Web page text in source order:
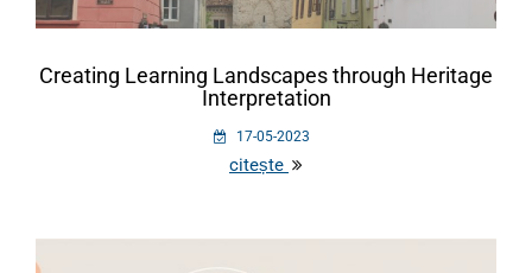
Creating Learning Landscapes through Heritage
Interpretation
17-05-2023
citește